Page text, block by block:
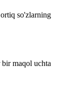
so'zlarning
maqol uchta